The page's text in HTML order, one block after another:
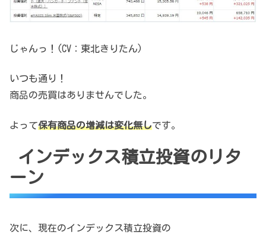
じゃんっ！(CV：東北きりたん)
いつも通り！
商品の売買はありませんでした。
よって保有商品の増減は変化無しです。
インデックス積立投資のリタ
ーン
次に、現在のインデックス積立投資の